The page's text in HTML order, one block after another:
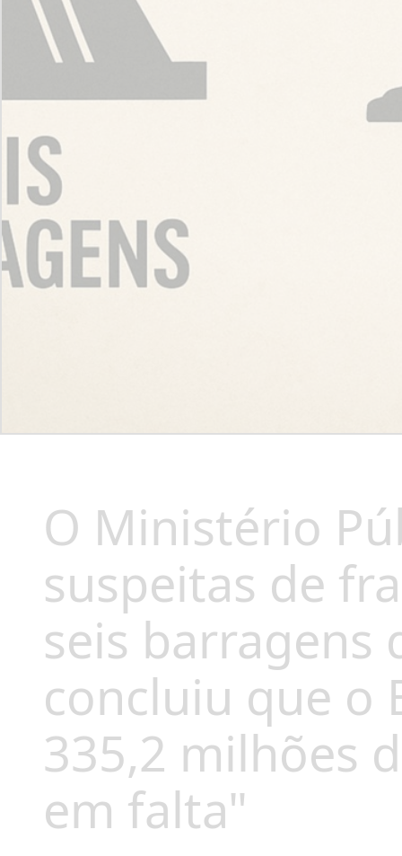
O Ministério
suspeitas de
seis barragens
concluiu que o
335,2 milhões
em falta"